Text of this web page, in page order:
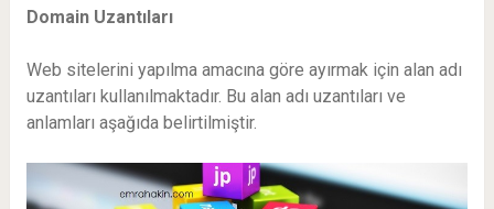
Domain Uzantıları
Web sitelerini yapılma amacına göre ayırmak için alan adı
uzantıları kullanılmaktadır. Bu alan adı uzantıları ve
anlamları aşağıda belirtilmiştir.